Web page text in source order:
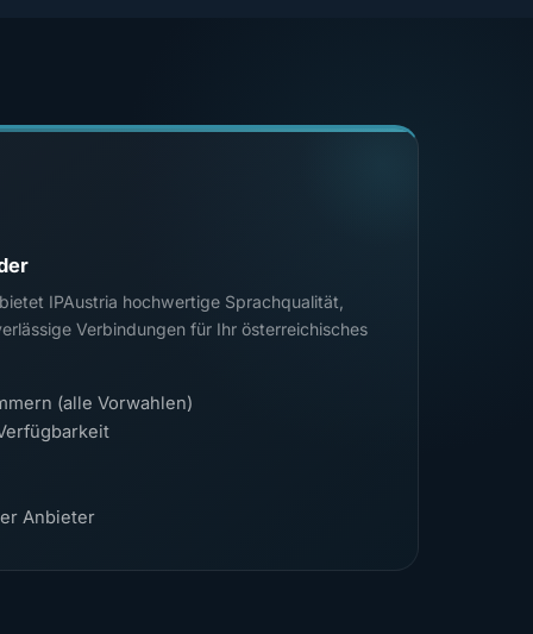
IPAustria hochwertige Sprachqualität,
Verbindungen für Ihr österreichisches
(alle Vorwahlen)
Anbieter